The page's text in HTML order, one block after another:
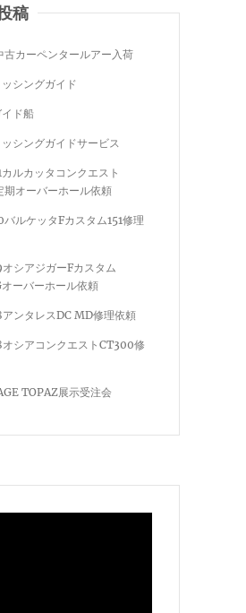
稿
古カーペンタールアー入荷
シングガイド
ド船
シングガイドサービス
ルカッタコンクエスト
期オーバーホール依頼
バルケッタFカスタム151修理
オシアジガーFカスタム
ーバーホール依頼
アンタレスDC MD修理依頼
オシアコンクエストCT300修
TOPAZ展示受注会